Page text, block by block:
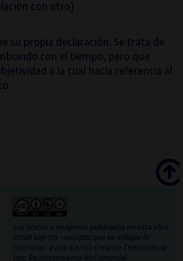
con otro)
su propia declaración. Se trata de
con el tiempo, pero que
a la cual hacía referencia al
Scroll
Los textos e imágenes publicados en esta obra
están sujetos –excepto que se indique lo
contrario– a una licencia Creative Commons de
tipo Reconocimiento-NoComercial-